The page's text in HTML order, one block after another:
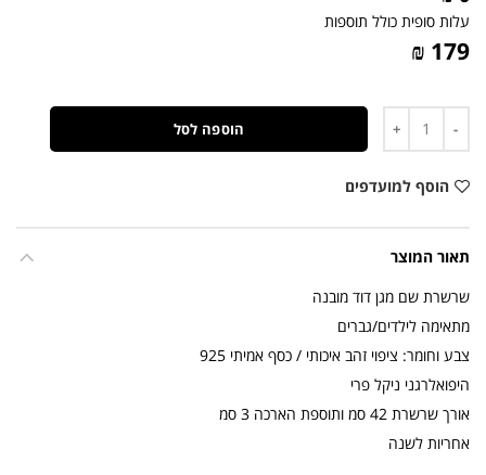
עלות סופית כולל תוספות
179 ₪
הוספה לסל
הוסף למועדפים
תאור המוצר
שרשרת שם מגן דוד מובנה
מתאימה לילדים/גברים
צבע וחומר: ציפוי זהב איכותי / כסף אמיתי 925
היפואלרגני ניקל פרי
אורך שרשרת 42 סמ ותוספת הארכה 3 סמ
אחריות לשנה